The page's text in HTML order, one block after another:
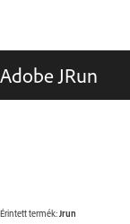
Adobe JRun
Érintett termék:Jrun